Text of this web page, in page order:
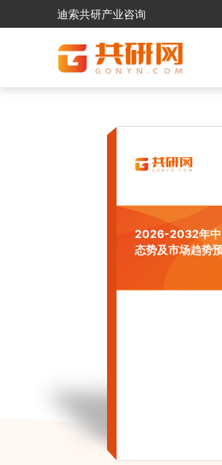
迪索共研产业咨询
2026-2032年中
态势及市场趋势